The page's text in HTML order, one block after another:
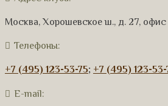
Москва, Хорошевское ш., д. 27, офис
Телефоны:
+7 (495) 123-53-75; +7 (495) 123-53-
E-mail: